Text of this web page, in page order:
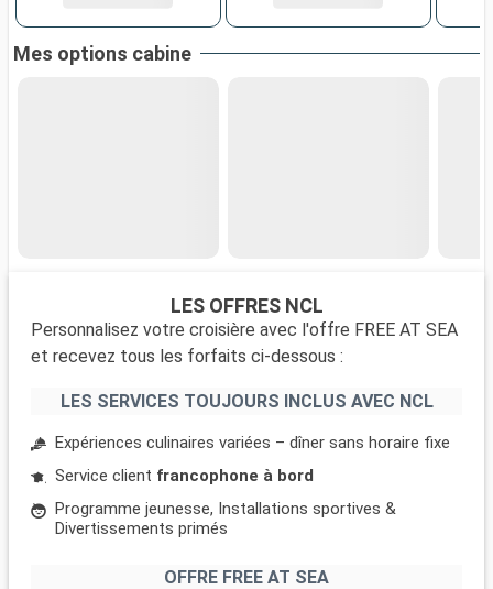
Mes options cabine
LES OFFRES NCL
Personnalisez votre croisière avec l'offre FREE AT SEA
et recevez tous les forfaits ci-dessous :
LES SERVICES TOUJOURS INCLUS AVEC NCL
Expériences culinaires variées – dîner sans horaire fixe
Service client francophone à bord
Programme jeunesse, Installations sportives &
Divertissements primés
OFFRE FREE AT SEA